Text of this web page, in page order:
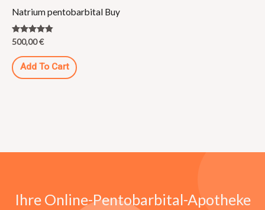
Natrium pentobarbital Buy
Rated
out of 5
500,00€
Add To Cart
Ihre Online-Pentobarbital-Apotheke